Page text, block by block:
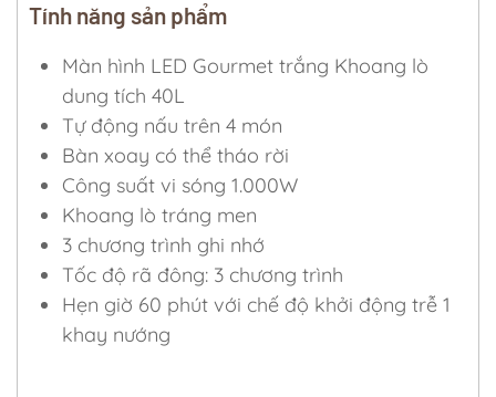
Tính năng sản phẩm
Màn hình LED Gourmet trắng Khoang lò
dung tích 40L
Tự động nấu trên 4 món
Bàn xoay có thể tháo rời
Công suất vi sóng 1.000W
Khoang lò tráng men
3 chương trình ghi nhớ
Tốc độ rã đông: 3 chương trình
Hẹn giờ 60 phút với chế độ khởi động trễ 1
khay nướng